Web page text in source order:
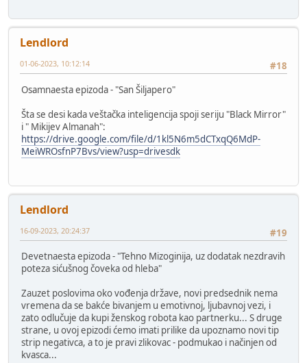
Lendlord
#18
01-06-2023, 10:12:14
Osamnaesta epizoda - "San Šiljapero"
Šta se desi kada veštačka inteligencija spoji seriju "Black Mirror"
i " Mikijev Almanah":
https://drive.google.com/file/d/1kl5N6m5dCTxqQ6MdP-
MeiWROsfnP7Bvs/view?usp=drivesdk
Lendlord
#19
16-09-2023, 20:24:37
Devetnaesta epizoda - "Tehno Mizoginija, uz dodatak nezdravih
poteza sićušnog čoveka od hleba"
Zauzet poslovima oko vođenja države, novi predsednik nema
vremena da se bakće bivanjem u emotivnoj, ljubavnoj vezi, i
zato odlučuje da kupi ženskog robota kao partnerku... S druge
strane, u ovoj epizodi ćemo imati prilike da upoznamo novi tip
strip negativca, a to je pravi zlikovac - podmukao i načinjen od
kvasca...